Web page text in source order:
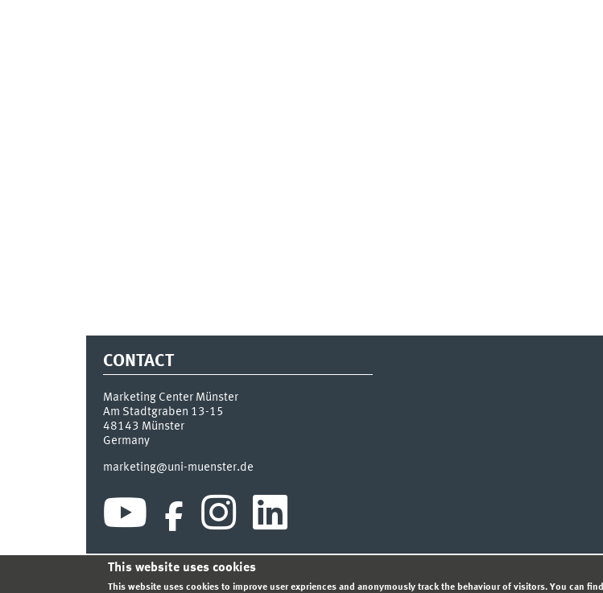
CONTACT
Marketing Center Münster
Am Stadtgraben 13-15
48143 Münster
Germany
marketing@uni-muenster.de
INDEX SITEMAP LOGIN LEGAL NOTICE
This website uses cookies
This website uses cookies to improve user expriences and anonymously track the behaviour of visitors. You can find